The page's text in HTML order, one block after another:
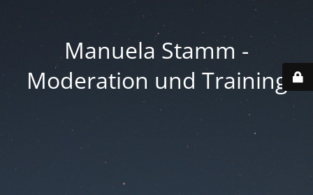
Manuela Stamm -
Moderation und Training